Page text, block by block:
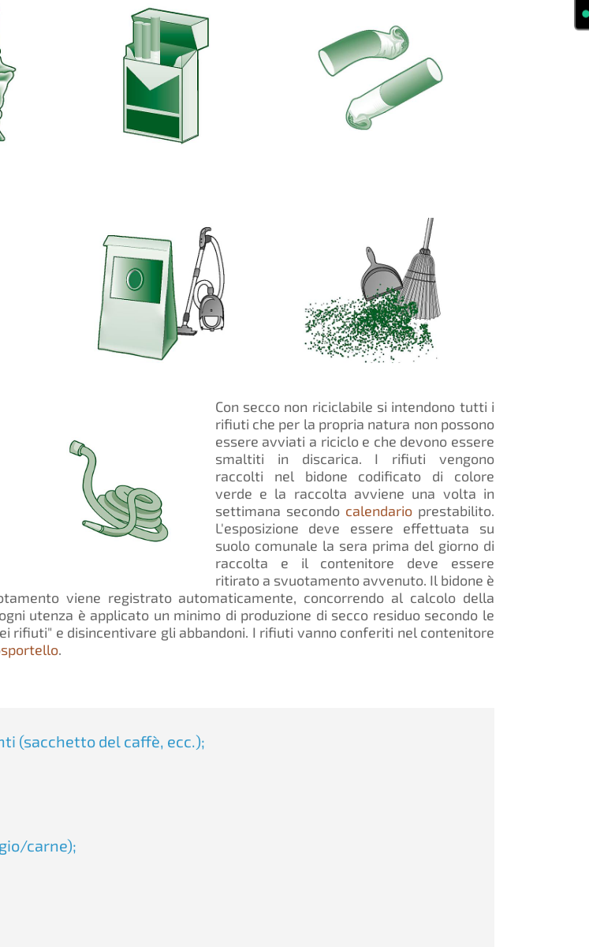
Con secco non riciclabile si intendono tutti i
rifiuti che per la propria natura non possono
essere avviati a riciclo e che devono essere
smaltiti in discarica. I rifiuti vengono
raccolti nel bidone codificato di colore
verde e la raccolta avviene una volta in
settimana secondo calendario prestabilito.
L'esposizione deve essere effettuata su
suolo comunale la sera prima del giorno di
raccolta e il contenitore deve essere
ritirato a svuotamento avvenuto. Il bidone è
viene registrato automaticamente, concorrendo al calcolo della
utenza è applicato un minimo di produzione di secco residuo secondo le
rifiuti" e disincentivare gli abbandoni. I rifiuti vanno conferiti nel contenitore
.
(sacchetto del caffè, ecc.);
carne);